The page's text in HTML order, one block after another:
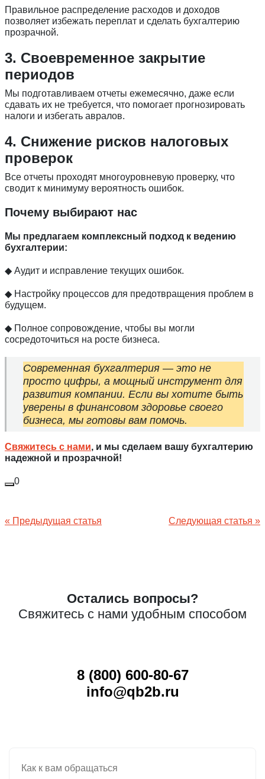
Правильное распределение расходов и доходов
позволяет избежать переплат и сделать бухгалтерию
прозрачной.
3. Своевременное закрытие
периодов
Мы подготавливаем отчеты ежемесячно, даже если
сдавать их не требуется, что помогает прогнозировать
налоги и избегать авралов.
4. Снижение рисков налоговых
проверок
Все отчеты проходят многоуровневую проверку, что
сводит к минимуму вероятность ошибок.
Почему выбирают нас
Мы предлагаем комплексный подход к ведению
бухгалтерии:
◆ Аудит и исправление текущих ошибок.
◆ Настройку процессов для предотвращения проблем в
будущем.
◆ Полное сопровождение, чтобы вы могли
сосредоточиться на росте бизнеса.
Современная бухгалтерия — это не
просто цифры, а мощный инструмент для
развития компании. Если вы хотите быть
уверены в финансовом здоровье своего
бизнеса, мы готовы вам помочь.
Свяжитесь с нами, и мы сделаем вашу бухгалтерию
надежной и прозрачной!
0
Навигация
« Предыдущая статья Следующая статья »
Остались вопросы?
Свяжитесь с нами удобным способом
8 (800) 600-80-67
info@qb2b.ru